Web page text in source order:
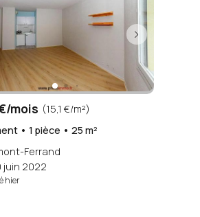
mois (15,1 €/m²)
• 1 pièce • 25 m²
Ferrand
juin 2022
hier